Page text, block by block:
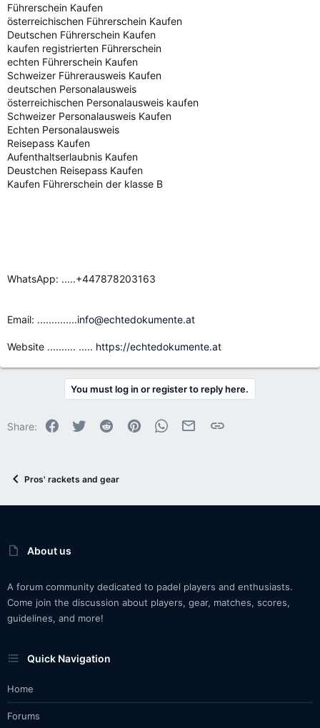
Führerschein Kaufen
österreichischen Führerschein Kaufen
Deutschen Führerschein Kaufen
kaufen registrierten Führerschein
echten Führerschein Kaufen
Schweizer Führerausweis Kaufen
deutschen Personalausweis
österreichischen Personalausweis kaufen
Schweizer Personalausweis Kaufen
Echten Personalausweis
Reisepass Kaufen
Aufenthaltserlaubnis Kaufen
Deustchen Reisepass Kaufen
Kaufen Führerschein der klasse B
WhatsApp: .....+447878203163
Email: ..............info@echtedokumente.at
Website .......... ..... https://echtedokumente.at
You must log in or register to reply here.
Share: Facebook
Twitter Reddit PinterestWhatsApp
Email Link
Pros' rackets and gear
About us
A forum community dedicated to padel players and enthusiasts.
Come join the discussion about players, gear, matches, scores,
guidelines, and more!
Quick Navigation
Home
Forums